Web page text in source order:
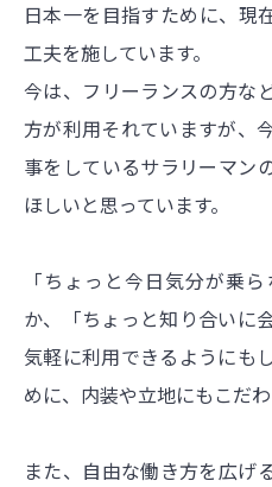
日本一を目指すために、現
工夫を施しています。
今は、フリーランスの方な
方が利用それていますが、
事をしているサラリーマン
ほしいと思っています。
「ちょっと今日気分が乗
か、「ちょっと知り合いに
気軽に利用できるようにも
めに、内装や立地にもこだわ
また、自由な働き方を広げ